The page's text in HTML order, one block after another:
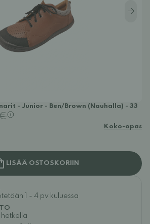
- Junior - Ben/Brown (Nauhalla) - 33
Koko-opas
LISÄÄ OSTOSKORIIN
1 - 4 pv kuluessa
hetkellä